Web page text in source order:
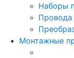
Наборы
Провода
Монтажные